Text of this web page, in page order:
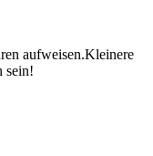
aufweisen.Kleinere
sein!